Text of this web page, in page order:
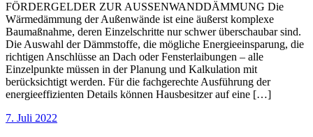
FÖRDERGELDER ZUR AUSSENWANDDÄMMUNG Die
Wärmedämmung der Außenwände ist eine äußerst komplexe
Baumaßnahme, deren Einzelschritte nur schwer überschaubar sind.
Die Auswahl der Dämmstoffe, die mögliche Energieeinsparung, die
richtigen Anschlüsse an Dach oder Fensterlaibungen – alle
Einzelpunkte müssen in der Planung und Kalkulation mit
berücksichtigt werden. Für die fachgerechte Ausführung der
energieeffizienten Details können Hausbesitzer auf eine […]
7. Juli 2022